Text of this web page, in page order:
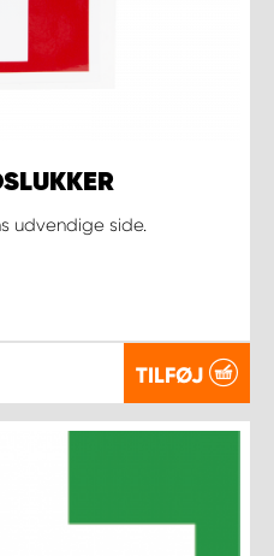
udvendige side.
TILFØJ